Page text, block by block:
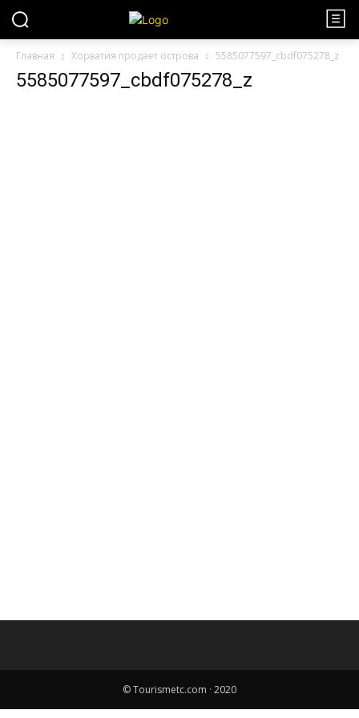
Главная Хорватия продает острова 5585077597_cbdf075278_z
5585077597_cbdf075278_z
© Tourismetc.com · 2020